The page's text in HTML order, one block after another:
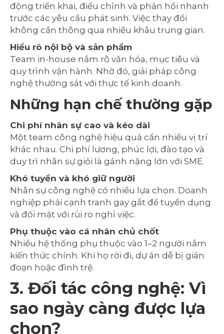
động triển khai, điều chỉnh và phản hồi nhanh
trước các yêu cầu phát sinh. Việc thay đổi
không cần thông qua nhiều khâu trung gian.
Hiểu rõ nội bộ và sản phẩm
Team in-house nắm rõ văn hóa, mục tiêu và
quy trình vận hành. Nhờ đó, giải pháp công
nghệ thường sát với thực tế kinh doanh.
Những hạn chế thường gặp
Chi phí nhân sự cao và kéo dài
Một team công nghệ hiệu quả cần nhiều vị trí
khác nhau. Chi phí lương, phúc lợi, đào tạo và
duy trì nhân sự giỏi là gánh nặng lớn với SME.
Khó tuyển và khó giữ người
Nhân sự công nghệ có nhiều lựa chọn. Doanh
nghiệp phải cạnh tranh gay gắt để tuyển dụng
và đối mặt với rủi ro nghỉ việc.
Phụ thuộc vào cá nhân chủ chốt
Nhiều hệ thống phụ thuộc vào 1–2 người nắm
kiến thức chính. Khi họ rời đi, dự án dễ bị gián
đoạn hoặc đình trệ.
3. Đối tác công nghệ: Vì
sao ngày càng được lựa
chọn?